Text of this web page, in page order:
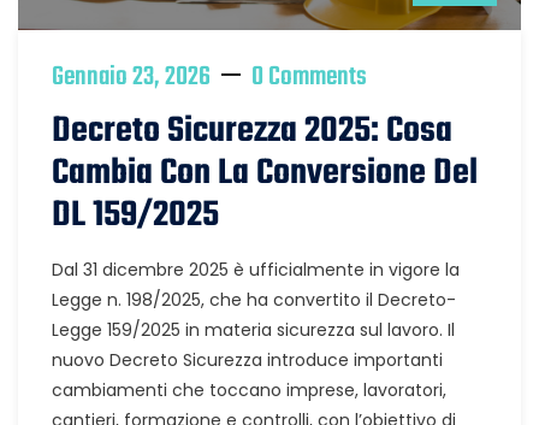
Gennaio 23, 2026 0 Comments
Decreto Sicurezza 2025: Cosa
Cambia Con La Conversione Del
DL 159/2025
Dal 31 dicembre 2025 è ufficialmente in vigore la
Legge n. 198/2025, che ha convertito il Decreto-
Legge 159/2025 in materia sicurezza sul lavoro. Il
nuovo Decreto Sicurezza introduce importanti
cambiamenti che toccano imprese, lavoratori,